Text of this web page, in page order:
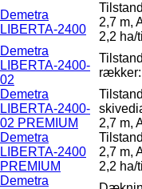
Demetra
LIBERTA-2400
2,7 m,
2,2 ha/
Demetra
LIBERTA-2400-
02
Demetra
LIBERTA-2400-
02 PREMIUM
2,7 m,
Demetra
LIBERTA-2400
PREMIUM
2,7 m,
2,2 ha/
Demetra